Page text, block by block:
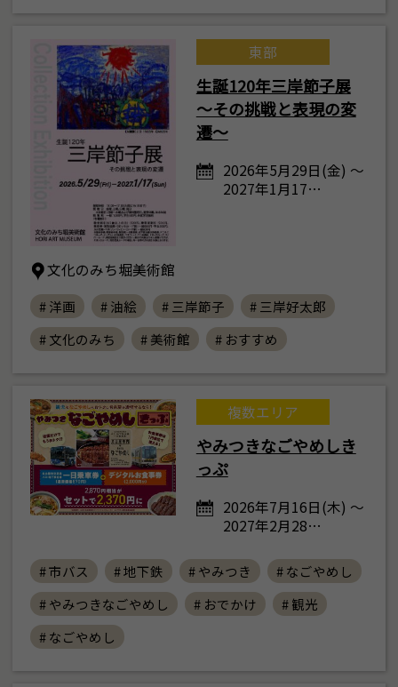
東部
生誕120年三岸節子展
～その挑戦と表現の変
遷～
2026年5月29日(金) ～
2027年1月17…
文化のみち堀美術館
# 洋画 # 油絵 # 三岸節子
# 三岸好太郎
# 文化のみち
# 美術館 # おすすめ
複数エリア
やみつきなごやめしき
っぷ
2026年7月16日(木) ～
2027年2月28…
# 市バス # 地下鉄 # やみつき
# なごやめし
# やみつきなごやめし
# おでかけ
# 観光
# なごやめし